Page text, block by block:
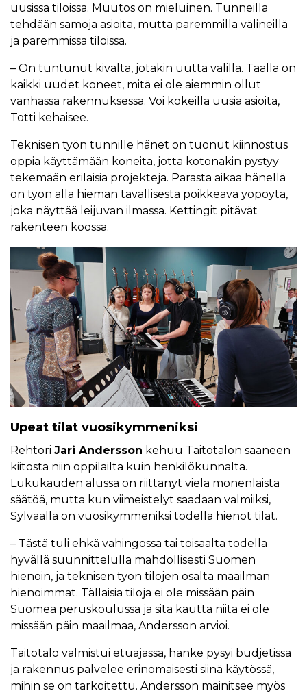
uusissa tiloissa. Muutos on mieluinen. Tunneilla
tehdään samoja asioita, mutta paremmilla välineillä
ja paremmissa tiloissa.
– On tuntunut kivalta, jotakin uutta välillä. Täällä on
kaikki uudet koneet, mitä ei ole aiemmin ollut
vanhassa rakennuksessa. Voi kokeilla uusia asioita,
Totti kehaisee.
Teknisen työn tunnille hänet on tuonut kiinnostus
oppia käyttämään koneita, jotta kotonakin pystyy
tekemään erilaisia projekteja. Parasta aikaa hänellä
on työn alla hieman tavallisesta poikkeava yöpöytä,
joka näyttää leijuvan ilmassa. Kettingit pitävät
rakenteen koossa.
Upeat tilat vuosikymmeniksi
Rehtori Jari Andersson kehuu Taitotalon saaneen
kiitosta niin oppilailta kuin henkilökunnalta.
Lukukauden alussa on riittänyt vielä monenlaista
säätöä, mutta kun viimeistelyt saadaan valmiiksi,
Sylväällä on vuosikymmeniksi todella hienot tilat.
– Tästä tuli ehkä vahingossa tai toisaalta todella
hyvällä suunnittelulla mahdollisesti Suomen
hienoin, ja teknisen työn tilojen osalta maailman
hienoimmat. Tällaisia tiloja ei ole missään päin
Suomea peruskoulussa ja sitä kautta niitä ei ole
missään päin maailmaa, Andersson arvioi.
Taitotalo valmistui etuajassa, hanke pysyi budjetissa
ja rakennus palvelee erinomaisesti siinä käytössä,
mihin se on tarkoitettu. Andersson mainitsee myös